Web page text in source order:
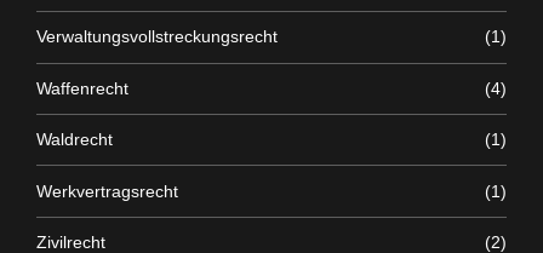
Verwaltungsvollstreckungsrecht (1)
Waffenrecht (4)
Waldrecht (1)
Werkvertragsrecht (1)
Zivilrecht (2)